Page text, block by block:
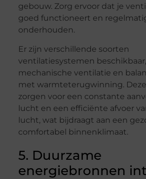
gebouw. Zorg ervoor dat je
goed functioneert en
onderhouden.
Er zijn verschillende soorten
ventilatiesystemen beschikbaar,
mechanische ventilatie en
met warmteterugwinning.
zorgen voor een constante
lucht en een efficiënte afvoer
lucht, wat bijdraagt aan een
comfortabel binnenklimaat.
5. Duurzame
energiebronnen